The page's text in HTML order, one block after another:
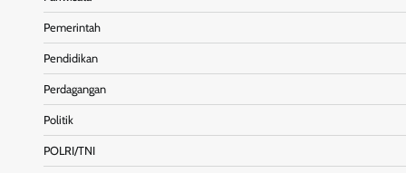
Pemerintah
Pendidikan
Perdagangan
Politik
POLRI/TNI